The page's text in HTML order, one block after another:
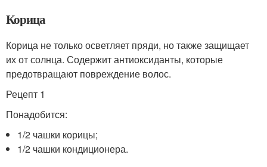
Корица
Корица не только осветляет пряди, но также защищает
их от солнца. Содержит антиоксиданты, которые
предотвращают повреждение волос.
Рецепт 1
Понадобится:
1/2 чашки корицы;
1/2 чашки кондиционера.